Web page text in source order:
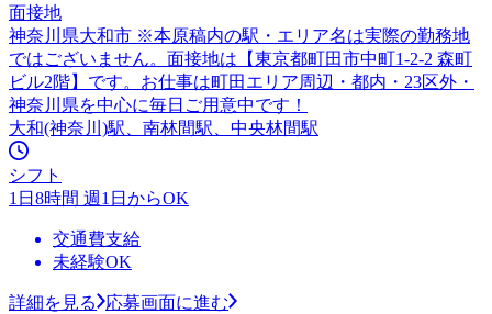
面接地
神奈川県大和市 ※本原稿内の駅・エリア名は実際の勤務地
ではございません。面接地は【東京都町田市中町1-2-2 森町
ビル2階】です。お仕事は町田エリア周辺・都内・23区外・
神奈川県を中心に毎日ご用意中です！
大和(神奈川)駅、南林間駅、中央林間駅
シフト
1日8時間 週1日からOK
交通費支給
未経験OK
詳細を見る
応募画面に進む